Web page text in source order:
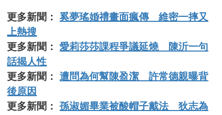
更多新聞：奚夢瑤婚禮畫面瘋傳 維密一摔又
上熱搜
更多新聞：愛莉莎莎課程爭議延燒 陳沂一句
話揭人性
更多新聞：遭問為何幫陳盈潔 許常德親曝背
後原因
更多新聞：孫淑媚畢業被酸帽子戴法 狄志為